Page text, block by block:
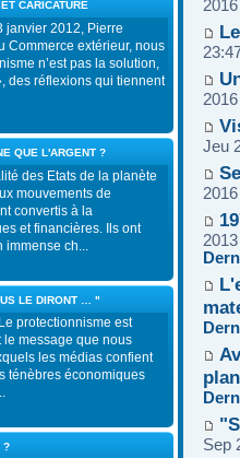
CARICATURE
janvier 2012, Pierre
Commerce extérieur, nous
n’est pas la solution,
des réflexions qui tiennent
QUE L'ARGENT ?
des Etats de la planète
mouvements de
convertis à la
et financières. Ils ont
ch...
LE DIRONT … "
protectionnisme est
le message que nous
les médias confient
ténèbres économiques
?
Jeu
Sep